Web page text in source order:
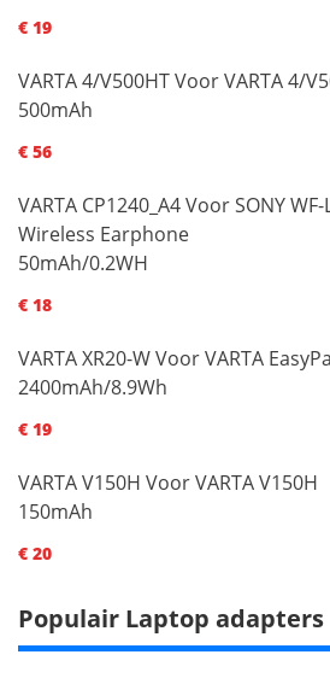
€ 19
VARTA 4/V500HT Voor VARTA 4/
500mAh
€ 56
VARTA CP1240_A4 Voor SONY
Wireless Earphone
50mAh/0.2WH
€ 18
VARTA XR20-W Voor VARTA
2400mAh/8.9Wh
€ 19
VARTA V150H Voor VARTA V150H
150mAh
€ 20
Populair Laptop adapters